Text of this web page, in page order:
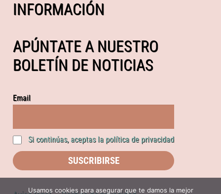
INFORMACIÓN
APÚNTATE A NUESTRO
BOLETÍN DE NOTICIAS
Email
Si continúas, aceptas la política de privacidad
Usamos cookies para asegurar que te damos la mejor